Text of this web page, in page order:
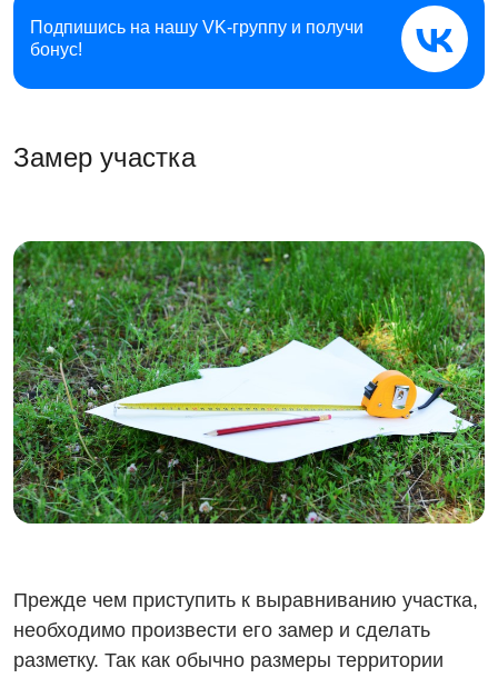
Подпишись на нашу VK-группу и получи
бонус!
Замер участка
Прежде чем приступить к выравниванию участка,
необходимо произвести его замер и сделать
разметку. Так как обычно размеры территории